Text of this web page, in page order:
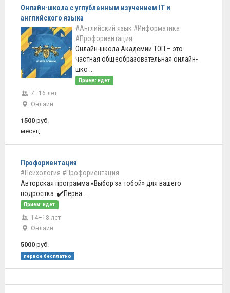
Онлайн-школа с углубленным изучением IT и
английского языка
#Английский язык #Информатика
#Профориентация
Онлайн-школа Академии ТОП – это
частная общеобразовательная онлайн-
шко ...
Прием: идет
7–16 лет
Онлайн
1500 руб.
месяц
Профориентация
#Психология #Профориентация
Авторская программа «Выбор за тобой» для вашего
подростка. ✔️Перва ...
Прием: идет
14–18 лет
Онлайн
5000 руб.
первое бесплатно